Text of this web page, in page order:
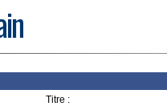
Titre :